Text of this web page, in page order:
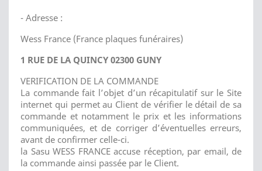
- Adresse :
Wess France (France plaques funéraires)
1 RUE DE LA QUINCY 02300 GUNY
VERIFICATION DE LA COMMANDE
La commande fait l’objet d’un récapitulatif sur le Site
internet qui permet au Client de vérifier le détail de sa
commande et notamment le prix et les informations
communiquées, et de corriger d’éventuelles erreurs,
avant de confirmer celle-ci.
la Sasu WESS FRANCE accuse réception, par email, de
la commande ainsi passée par le Client.